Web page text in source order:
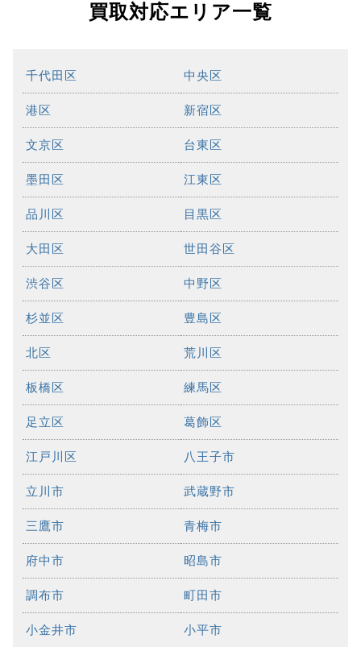
買取対応エリア一覧
千代田区 中央区
港区 新宿区
文京区 台東区
墨田区 江東区
品川区 目黒区
大田区 世田谷区
渋谷区 中野区
杉並区 豊島区
北区 荒川区
板橋区 練馬区
足立区 葛飾区
江戸川区 八王子市
立川市 武蔵野市
三鷹市 青梅市
府中市 昭島市
調布市 町田市
小金井市 小平市